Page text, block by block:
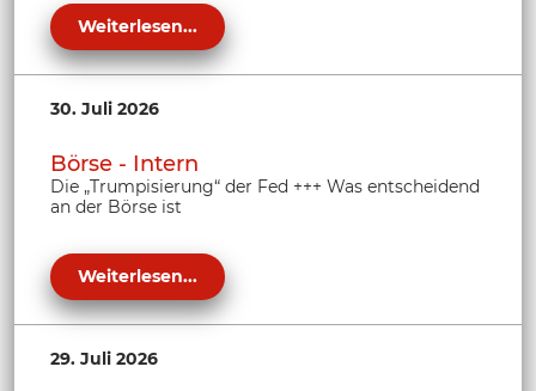
Weiterlesen...
30. Juli 2026
Börse - Intern
Die „Trumpisierung“ der Fed +++ Was entscheidend
an der Börse ist
Weiterlesen...
29. Juli 2026